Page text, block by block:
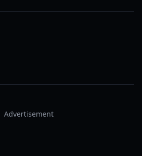
Advertisement